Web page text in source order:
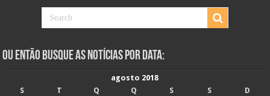
Ou Então Busque as Notícias Por Data:
agosto 2018
S
T Q Q S S
D